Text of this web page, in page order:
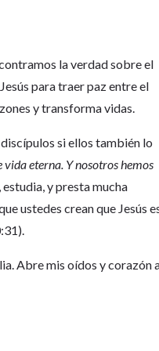
la verdad sobre el
para traer paz entre el
y transforma vidas.
si ellos también lo
vida eterna. Y nosotros hemos
y presta mucha
ustedes crean que Jesús
Abre mis oídos y corazón